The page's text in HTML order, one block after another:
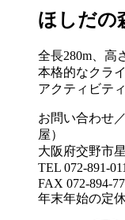
ほしだの
全長280m、高
本格的なクラ
アクティビテ
お問い合わせ
屋）
大阪府交野市
TEL 072-891-
FAX 072-894-
年末年始の定